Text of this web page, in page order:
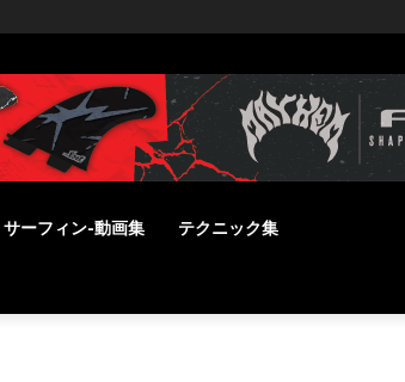
サーフィン-動画集 テクニック集